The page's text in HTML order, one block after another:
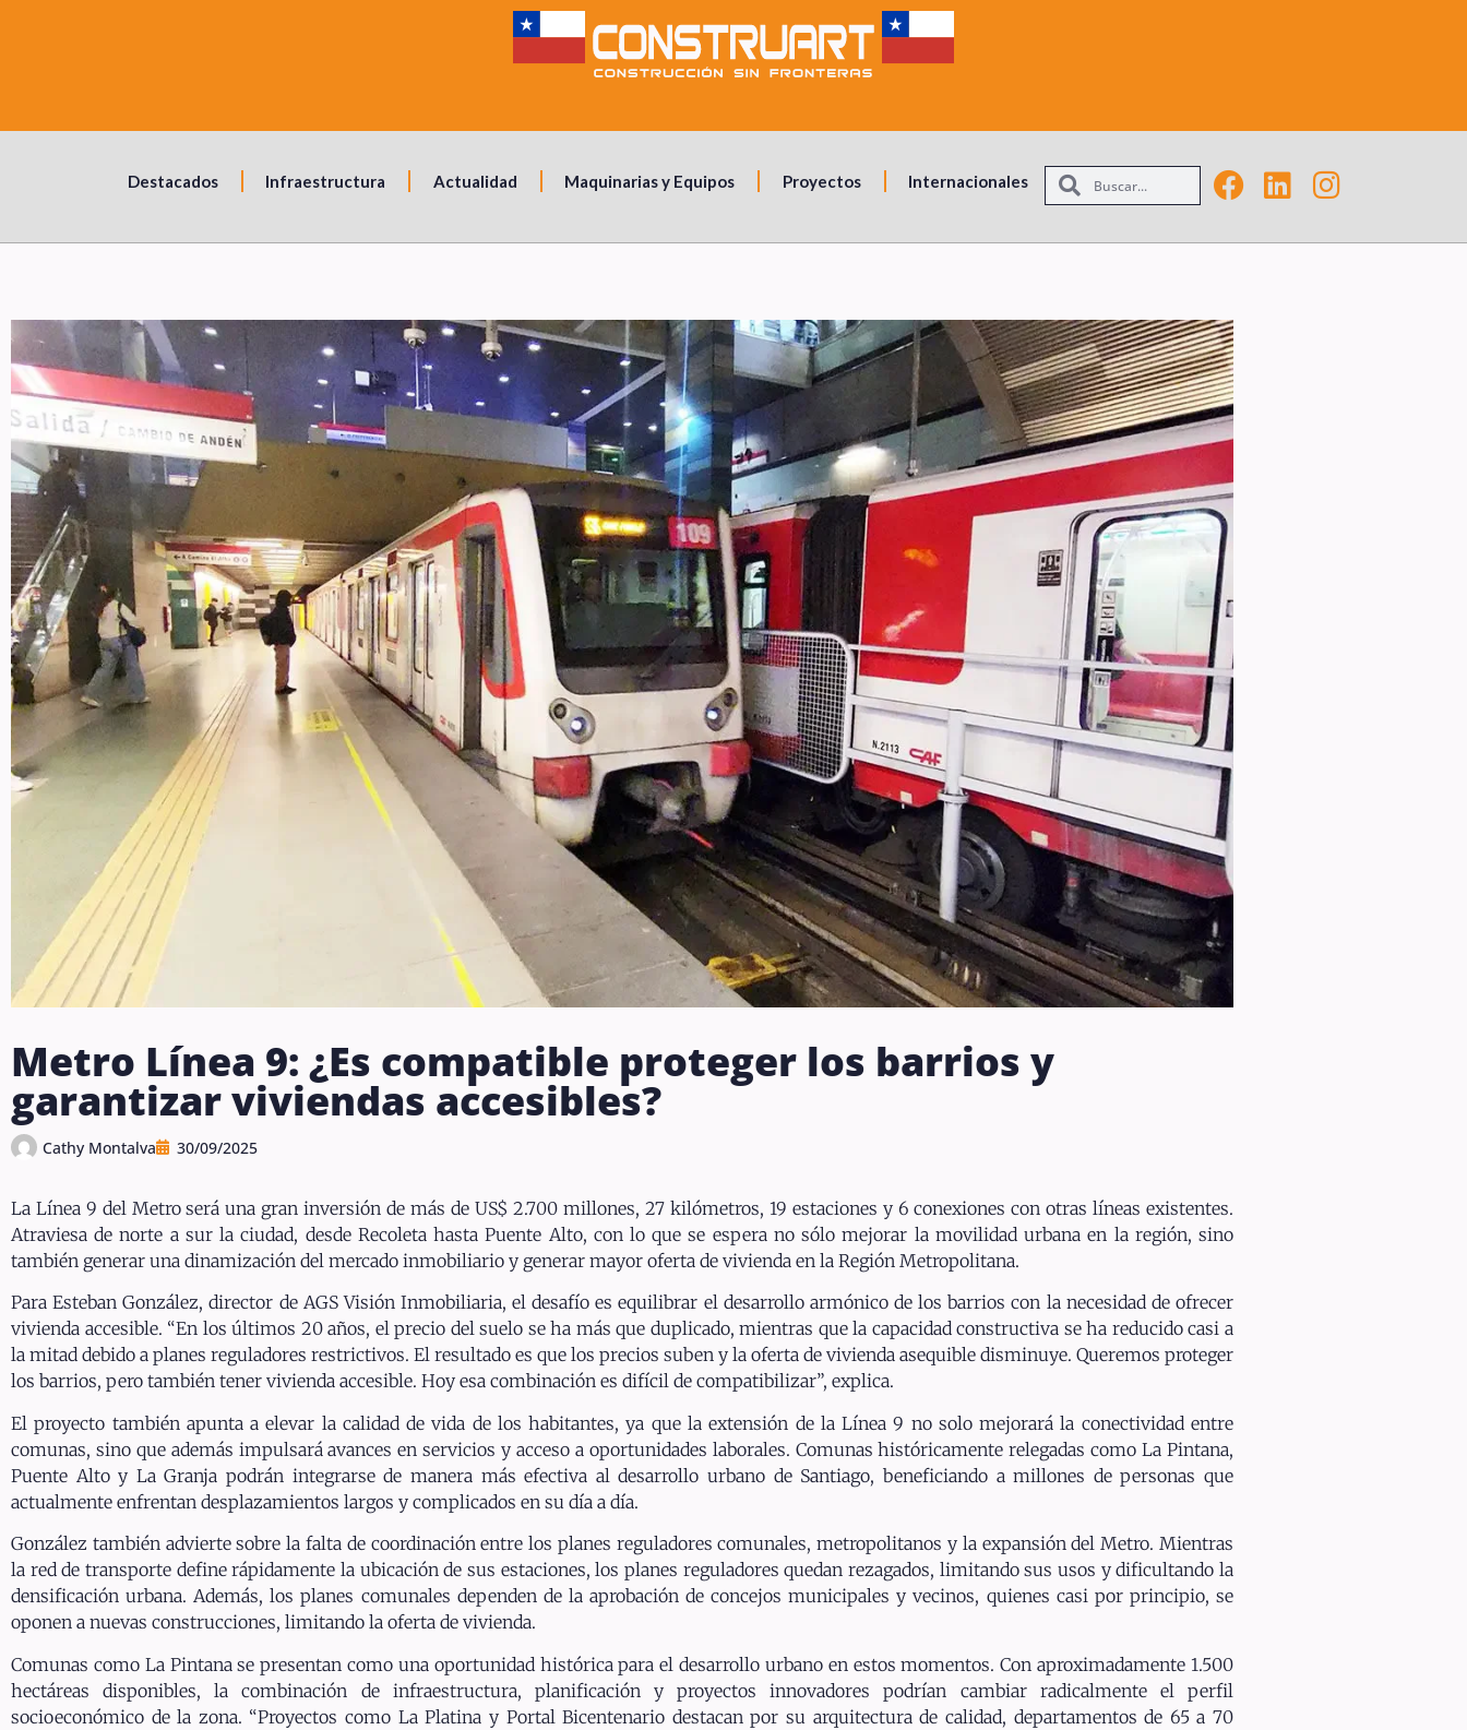
Destacados Infraestructura Actualidad Maquinarias y Equipos Proyectos Internacionales
Metro Línea 9: ¿Es compatible proteger los barrios y
garantizar viviendas accesibles?
Cathy Montalva 30/09/2025
La Línea 9 del Metro será una gran inversión de más de US$ 2.700 millones, 27 kilómetros, 19 estaciones y 6 conexiones con otras líneas existentes.
Atraviesa de norte a sur la ciudad, desde Recoleta hasta Puente Alto, con lo que se espera no sólo mejorar la movilidad urbana en la región, sino
también generar una dinamización del mercado inmobiliario y generar mayor oferta de vivienda en la Región Metropolitana.
Para Esteban González, director de AGS Visión Inmobiliaria, el desafío es equilibrar el desarrollo armónico de los barrios con la necesidad de ofrecer
vivienda accesible. “En los últimos 20 años, el precio del suelo se ha más que duplicado, mientras que la capacidad constructiva se ha reducido casi a
la mitad debido a planes reguladores restrictivos. El resultado es que los precios suben y la oferta de vivienda asequible disminuye. Queremos proteger
los barrios, pero también tener vivienda accesible. Hoy esa combinación es difícil de compatibilizar”, explica.
El proyecto también apunta a elevar la calidad de vida de los habitantes, ya que la extensión de la Línea 9 no solo mejorará la conectividad entre
comunas, sino que además impulsará avances en servicios y acceso a oportunidades laborales. Comunas históricamente relegadas como La Pintana,
Puente Alto y La Granja podrán integrarse de manera más efectiva al desarrollo urbano de Santiago, beneficiando a millones de personas que
actualmente enfrentan desplazamientos largos y complicados en su día a día.
González también advierte sobre la falta de coordinación entre los planes reguladores comunales, metropolitanos y la expansión del Metro. Mientras
la red de transporte define rápidamente la ubicación de sus estaciones, los planes reguladores quedan rezagados, limitando sus usos y dificultando la
densificación urbana. Además, los planes comunales dependen de la aprobación de concejos municipales y vecinos, quienes casi por principio, se
oponen a nuevas construcciones, limitando la oferta de vivienda.
Comunas como La Pintana se presentan como una oportunidad histórica para el desarrollo urbano en estos momentos. Con aproximadamente 1.500
hectáreas disponibles, la combinación de infraestructura, planificación y proyectos innovadores podrían cambiar radicalmente el perfil
socioeconómico de la zona. “Proyectos como La Platina y Portal Bicentenario destacan por su arquitectura de calidad, departamentos de 65 a 70